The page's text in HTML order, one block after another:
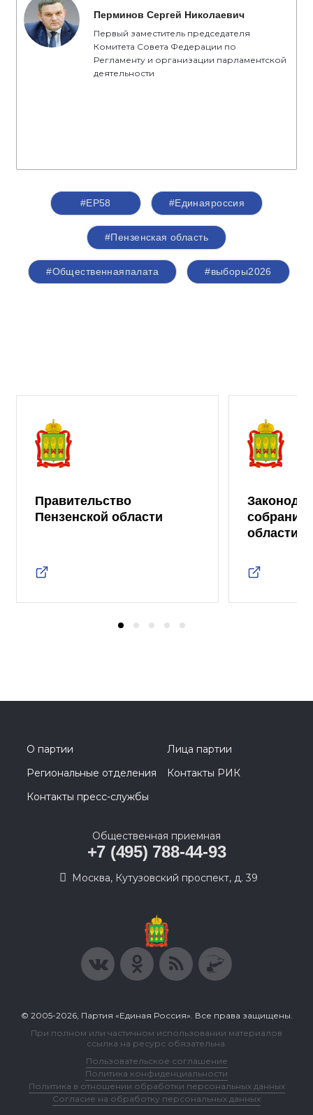
Перминов Сергей Николаевич
Первый заместитель председателя
Комитета Совета Федерации по
Регламенту и организации парламентской
деятельности
#ЕР58 #Единаяроссия
#Пензенская область
#Общественнаяпалата #выборы2026
Правительство
Пензенской области
собрание
области
О партии
Лица партии
Региональные отделения
Контакты РИК
Контакты пресс-службы
Общественная приемная
+7 (495) 788-44-93
Москва, Кутузовский проспект, д. 39
© 2005-2026, Партия «Единая Россия». Все права защищены.
При полном или частичном использовании материалов
ссылка на ресурс обязательна.
Пользовательское соглашение
Политика конфиденциальности
Политика в отношении обработки персональных данных
Согласие на обработку персональных данных